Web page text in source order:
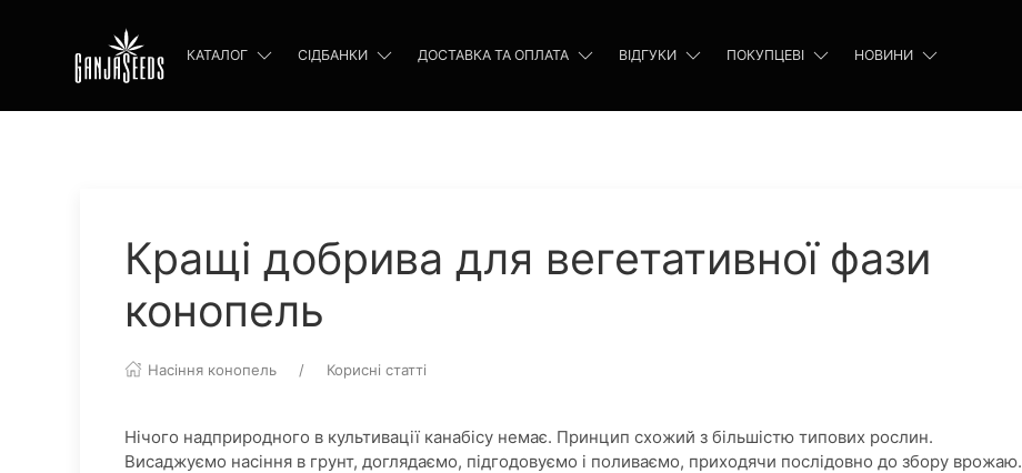
КАТАЛОГ СІДБАНКИ ДОСТАВКА ТА ОПЛАТА ВІДГУКИ ПОКУПЦЕВІ НОВИНИ
Кращі добрива для вегетативної фази
конопель
Насіння конопель Корисні статті
Нічого надприродного в культивації канабісу немає. Принцип схожий з більшістю типових рослин.
Висаджуємо насіння в грунт, доглядаємо, підгодовуємо і поливаємо, приходячи послідовно до збору врожаю.